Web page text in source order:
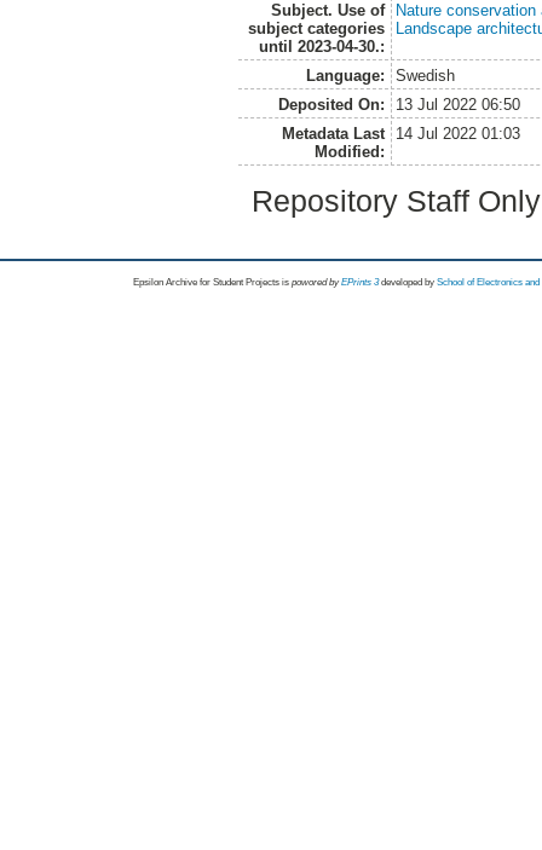
Subject. Use of
subject categories
until 2023-04-30.:
Nature
Landscape
Language:
Swedish
Deposited On:
13 Jul 2022 06:50
Metadata Last
Modified:
14 Jul 2022 01:03
Repository Staff
Epsilon Archive for Student Projects is powored byEPrints 3 developed by School of Electronics